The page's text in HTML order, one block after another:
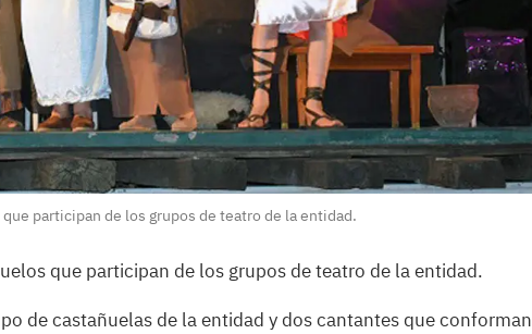
participan de los grupos de teatro de la entidad.
que participan de los grupos de teatro de la entidad.
de castañuelas de la entidad y dos cantantes que conforman